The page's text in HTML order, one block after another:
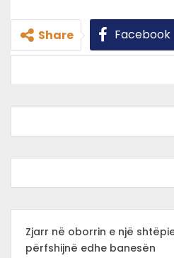
Share Facebook
Zjarr në oborrin e një
përfshijnë edhe banesën